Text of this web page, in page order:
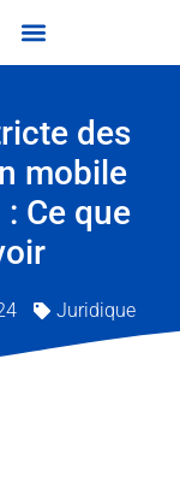
des
mobile
Ce que
Juridique